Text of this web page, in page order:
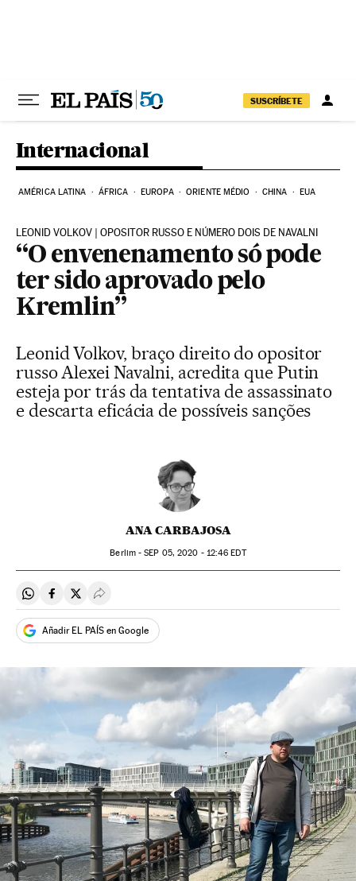
SUSCRÍBETE
Internacional
AMÉRICA LATINA ÁFRICA EUROPA ORIENTE MÉDIO CHINA EUA
LEONID VOLKOV | OPOSITOR RUSSO E NÚMERO DOIS DE NAVALNI
“O envenenamento só pode
ter sido aprovado pelo
Kremlin”
Leonid Volkov, braço direito do opositor
russo Alexei Navalni, acredita que Putin
esteja por trás da tentativa de assassinato
e descarta eficácia de possíveis sanções
ANA CARBAJOSA
Berlim -SEP 05, 2020 - 12:46 EDT
Compartir en Whatsapp
Compartir en Facebook
Compartir en Twitter
Desplegar Redes Sociales
Añadir EL PAÍS en Google